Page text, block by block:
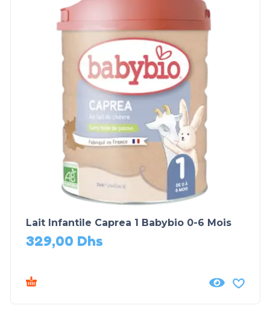
Lait Infantile Caprea 1 Babybio 0-6 Mois
329,00 Dhs